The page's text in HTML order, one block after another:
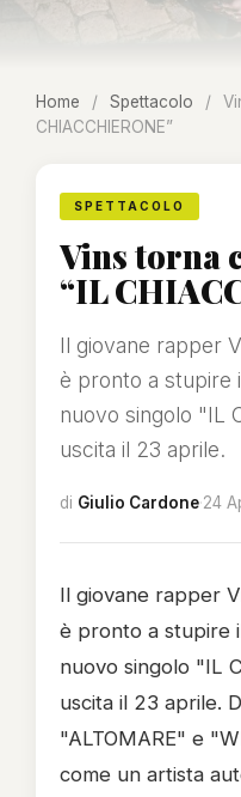
Home / Spettacolo /
CHIACCHIERONE”
SPETTACOLO
Vins torna
“IL
Il giovane rapper
è pronto a stupire
nuovo singolo "IL
uscita il 23 aprile.
di Giulio Cardone·24
Il giovane rapper
è pronto a stupire
nuovo singolo "IL
uscita il 23 aprile.
"ALTOMARE" e
come un artista